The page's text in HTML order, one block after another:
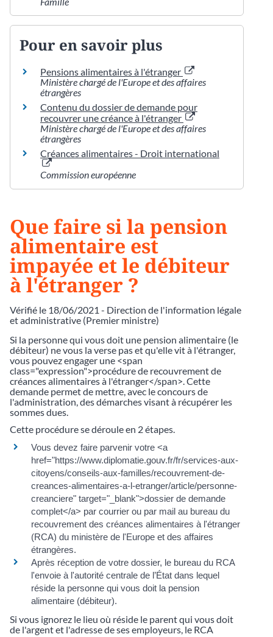
Pour en savoir plus
Pensions alimentaires à l'étranger
Ministère chargé de l'Europe et des affaires
étrangères
Contenu du dossier de demande pour
recouvrer une créance à l'étranger
Ministère chargé de l'Europe et des affaires
étrangères
Créances alimentaires - Droit international
Commission européenne
Que faire si la pension
alimentaire est
impayée et le débiteur
à l'étranger ?
Vérifié le 18/06/2021 - Direction de l'information légale
et administrative (Premier ministre)
Si la personne qui vous doit une pension alimentaire (le
débiteur) ne vous la verse pas et qu'elle vit à l'étranger,
vous pouvez engager une <span
class="expression">procédure de recouvrement de
créances alimentaires à l'étranger</span>. Cette
demande permet de mettre, avec le concours de
l'administration, des démarches visant à récupérer les
sommes dues.
Cette procédure se déroule en 2 étapes.
Vous devez faire parvenir votre <a
href="https://www.diplomatie.gouv.fr/fr/services-aux-
citoyens/conseils-aux-familles/recouvrement-de-
creances-alimentaires-a-l-etranger/article/personne-
creanciere" target="_blank">dossier de demande
complet</a> par courrier ou par mail au bureau du
recouvrement des créances alimentaires à l'étranger
(RCA) du ministère de l'Europe et des affaires
étrangères.
Après réception de votre dossier, le bureau du RCA
l'envoie à l'autorité centrale de l’État dans lequel
réside la personne qui vous doit la pension
alimentaire (débiteur).
Si vous ignorez le lieu où réside le parent qui vous doit
de l'argent et l'adresse de ses employeurs, le RCA